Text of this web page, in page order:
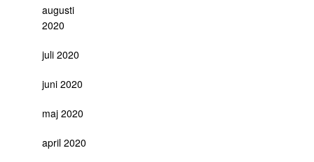
augusti
2020
juli 2020
juni 2020
maj 2020
april 2020